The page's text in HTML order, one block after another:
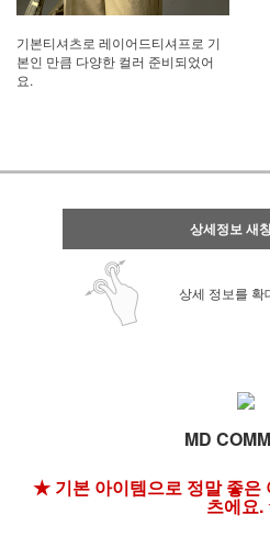
기본티셔츠로 레이어드티셔프로 기
본인 만큼 다양한 컬러 준비되었어
요.
상세정보 새
상세 정보를 확
MD
★ 기본 아이템으로 정말 좋은
츠에요